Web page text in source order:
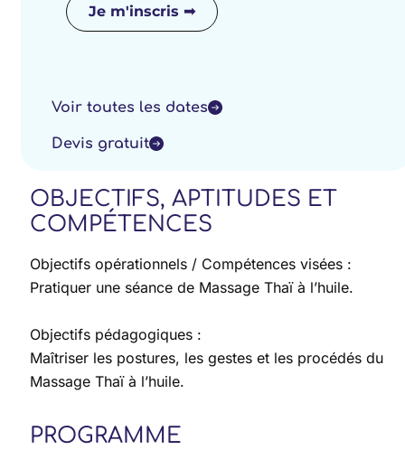
OBJECTIFS, APTITUDES ET
COMPÉTENCES
Objectifs opérationnels / Compétences visées :
Pratiquer une séance de Massage Thaï à l’huile.
Objectifs pédagogiques :
Maîtriser les postures, les gestes et les procédés du
Massage Thaï à l’huile.
PROGRAMME
Je m'inscris ➟
Voir toutes les dates
Devis gratuit